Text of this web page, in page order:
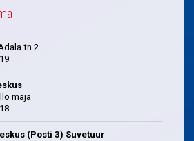
tn 2
maja
(Posti 3) Suvetuur